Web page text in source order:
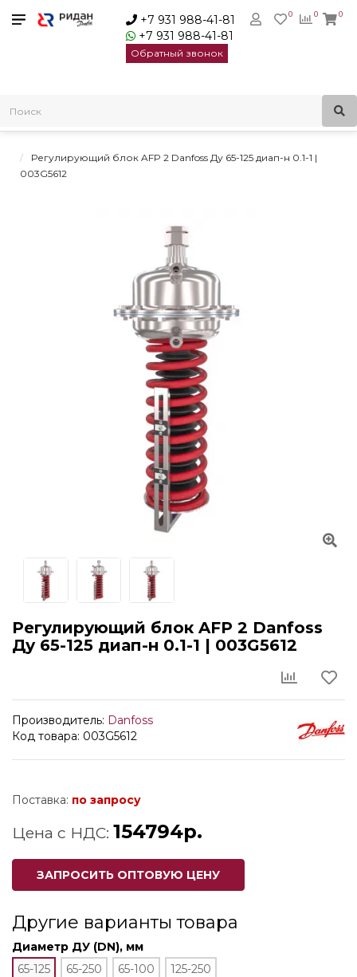
+7 931 988-41-81
+7 931 988-41-81
Обратный звонок
0
0 0
Регуляторы давления
Регуляторы перепада давления Virtus AFP 2/VFG 22 Danfoss
Регулирующий блок AFP 2 Danfoss Ду 65-125 диап-н 0.1-1 |
003G5612
Регулирующий блок AFP 2 Danfoss
Ду 65-125 диап-н 0.1-1 | 003G5612
Производитель: Danfoss
Код товара: 003G5612
Поставка: по запросу
Цена с НДС: 154794р.
ЗАПРОСИТЬ ОПТОВУЮ ЦЕНУ
Другие варианты товара
Диаметр ДУ (DN), мм
65-125
65-250 65-100 125-250